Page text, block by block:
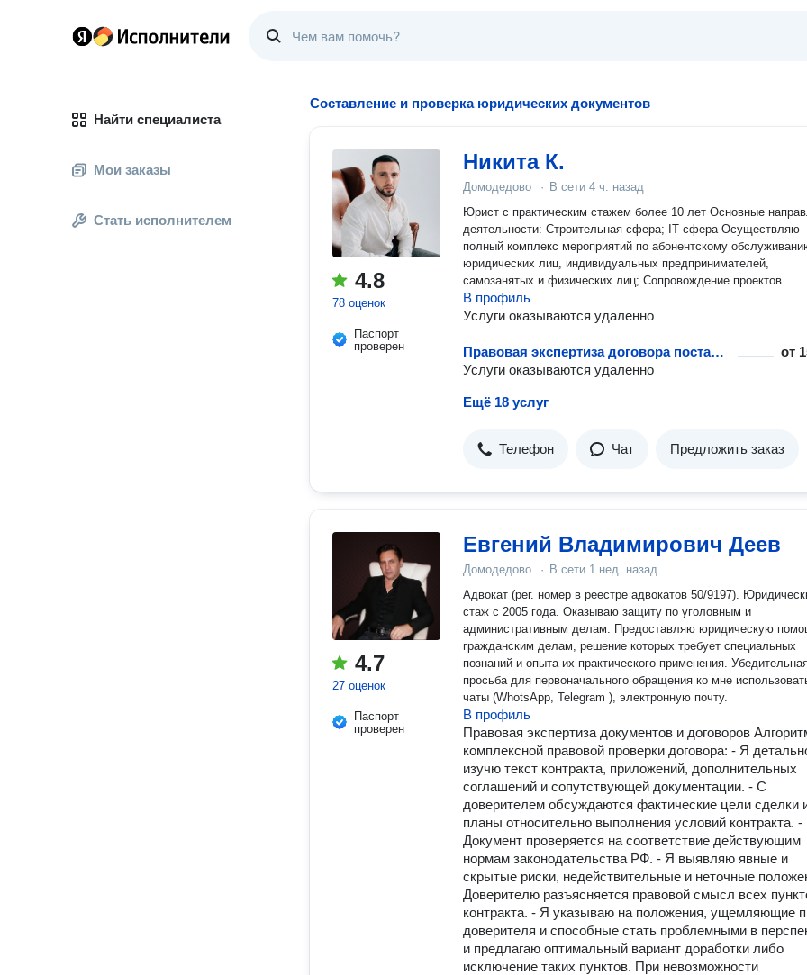
Найти специалиста
Мои заказы
Стать исполнителем
Составление и проверка юридических документов
4.8
78 оценок
Паспорт
проверен
Никита К.
Домодедово · В сети 4 ч. назад
Юрист с практическим стажем более 10 лет Основные
деятельности: Строительная сфера; IT сфера Осуществляю
полный комплекс мероприятий по абонентскому
юридических лиц, индивидуальных предпринимателей,
самозанятых и физических лиц; Сопровождение проектов.
В профиль
Услуги оказываются удаленно
Правовая экспертиза договора поставки от
Услуги оказываются удаленно
Ещё 18 услуг
Телефон Чат Предложить заказ
4.7
27 оценок
Паспорт
проверен
Евгений Владимирович Деев
Домодедово · В сети 1 нед. назад
Адвокат (рег. номер в реестре адвокатов 50/9197).
стаж с 2005 года. Оказываю защиту по уголовным и
административным делам. Предоставляю юридическую
гражданским делам, решение которых требует специальных
познаний и опыта их практического применения. Убедительная
просьба для первоначального обращения ко мне
чаты (WhotsApp, Telegram ), электронную почту.
В профиль
Правовая экспертиза документов и договоров
комплексной правовой проверки договора: - Я
изучю текст контракта, приложений, дополнительных
соглашений и сопутствующей документации. - С
доверителем обсуждаются фактические цели сделки
планы относительно выполнения условий контракта. -
Документ проверяется на соответствие действующим
нормам законодательства РФ. - Я выявляю явные и
скрытые риски, недействительные и неточные
Доверителю разъясняется правовой смысл всех
контракта. - Я указываю на положения, ущемляющие
доверителя и способные стать проблемными в
и предлагаю оптимальный вариант доработки либо
исключение таких пунктов. При невозможности